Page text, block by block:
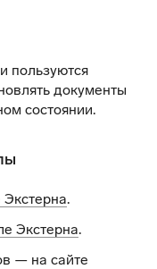
пользуются
документы
состоянии.
.
Экстерна.
— на сайте